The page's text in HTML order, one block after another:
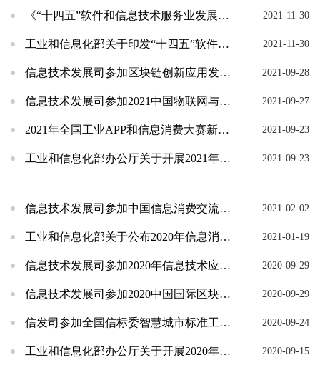
《“十四五”软件和信息技术服务业发展规划》解读 2021-11-30
工业和信息化部关于印发“十四五”软件和信息技术服务业发展规划的通知 2021-11-30
信息技术发展司参加区块链创新应用发展论坛 2021-09-28
信息技术发展司参加2021中国物联网与智慧城市大会 2021-09-27
2021年全国工业APP和信息消费大赛新闻发布会在京召开 2021-09-23
工业和信息化部办公厅关于开展2021年信息消费示范城市申报工作的通知 2021-09-23
信息技术发展司参加中国信息消费交流大会 2021-02-02
工业和信息化部关于公布2020年信息消费示范城市名单的通告 2021-01-19
信息技术发展司参加2020年信息技术应用创新产业发展峰会 2020-09-29
信息技术发展司参加2020中国国际区块链技术与应用大会 2020-09-29
信发司参加全国信标委智慧城市标准工作组成立大会 2020-09-24
工业和信息化部办公厅关于开展2020年信息消费示范城市申报和动态管理工作的通知 2020-09-15